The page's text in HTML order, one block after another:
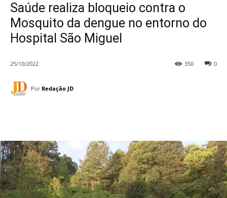
Saúde realiza bloqueio contra o
Mosquito da dengue no entorno do
Hospital São Miguel
25/10/2022 0
350
Por Redação JD